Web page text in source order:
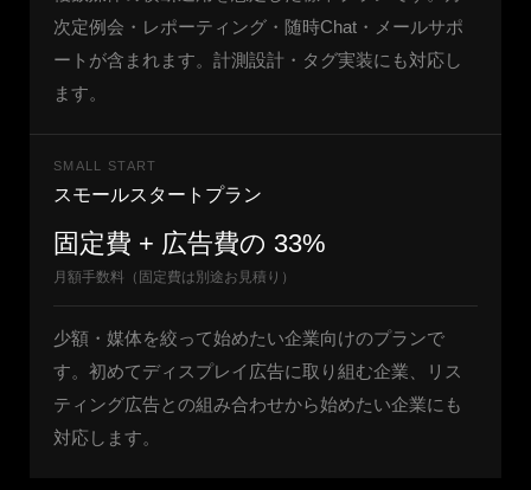
次定例会・レポーティング・随時Chat・メールサポ
ートが含まれます。計測設計・タグ実装にも対応し
ます。
SMALL START
スモールスタートプラン
固定費 + 広告費の 33%
月額手数料（固定費は別途お見積り）
少額・媒体を絞って始めたい企業向けのプランで
す。初めてディスプレイ広告に取り組む企業、リス
ティング広告との組み合わせから始めたい企業にも
対応します。